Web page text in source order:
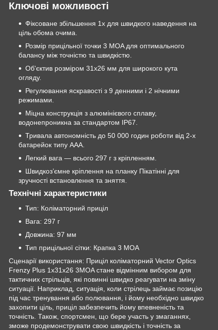
Ключові можливості
Фіксоване збільшення 1x для швидкого наведення на
ціль обома очима.
Розмір прицільної точки 3 MOA для оптимального
балансу між точністю та швидкістю.
Об'єктив розміром 31x26 мм для широкого кута
огляду.
Регулювання яскравості з 9 денними і 2 нічними
режимами.
Міцна конструкція з алюмінієвого сплаву,
водонепроникна за стандартом IP67.
Тривала автономність до 50 000 годин роботи від 2-х
батарейок типу ААА.
Легкий вага — всього 297 г з кріпленням.
Швидкоз’ємне кріплення на планку Пікатінні для
зручності встановлення та зняття.
Технічні характеристики
Тип: Коліматорний приціл
Вага: 297 г
Довжина: 97 мм
Тип прицільної сітки: Крапка 3 MOA
Сценарії використання: Приціл коліматорний Vector Optics
Frenzy Plus 1x31x26 3MOA стане відмінним вибором для
тактичних стрільців, які повинні швидко реагувати на зміну
ситуації. Наприклад, ситуація, коли стрілець займає позицію
під час тренування або полювання, і йому необхідно швидко
захопити ціль, приціл забезпечить йому впевненість та
точність. Також, спортсмен, що бере участь у змаганнях,
зможе продемонструвати свою швидкість і точність за